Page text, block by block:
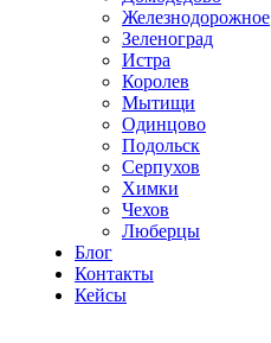
Железнодорожное
Зеленоград
Истра
Королев
Мытищи
Одинцово
Подольск
Серпухов
Химки
Чехов
Люберцы
Блог
Контакты
Кейсы